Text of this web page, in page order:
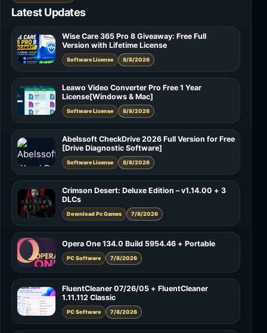
Latest Updates
Wise Care 365 Pro 8 Giveaway: Free Full
Version with Lifetime License
Software License 8/8/2026
Leawo Video Converter Pro Free 1 Year
License[Windows & Mac]
Software License 8/8/2026
Abelssoft CheckDrive 2026 Full Version for Free
[Drive Diagnostic Software]
Software License 8/8/2026
Crimson Desert: Deluxe Edition – v1.14.00 + 3
DLCs
Download Pc Games 7/8/2026
Opera One 134.0 Build 5954.46 + Portable
PC Software 7/8/2026
FluentCleaner 07/26/05 + FluentCleaner
1.11.112 Classic
PC Software 7/8/2026